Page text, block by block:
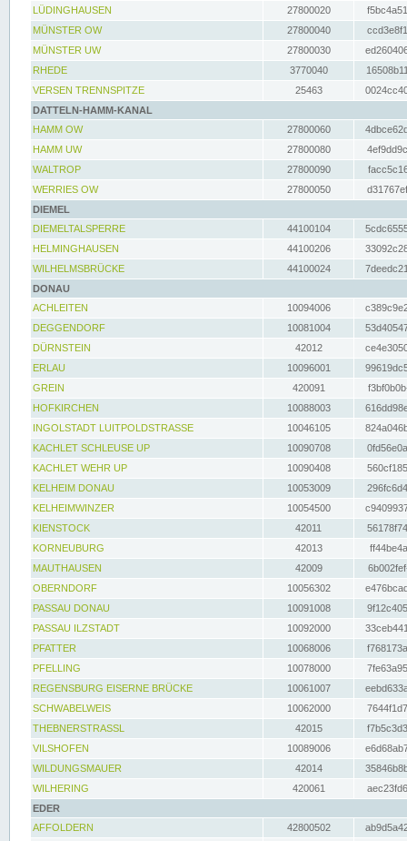
LÜDINGHAUSEN
27800020
MÜNSTER OW
27800040
MÜNSTER UW
27800030
RHEDE
3770040
VERSEN TRENNSPITZE
25463
DATTELN-HAMM-KANAL
HAMM OW
27800060
HAMM UW
27800080
WALTROP
27800090
WERRIES OW
27800050
DIEMEL
DIEMELTALSPERRE
44100104
HELMINGHAUSEN
44100206
WILHELMSBRÜCKE
44100024
DONAU
ACHLEITEN
10094006
DEGGENDORF
10081004
DÜRNSTEIN
42012
ERLAU
10096001
GREIN
420091
HOFKIRCHEN
10088003
INGOLSTADT LUITPOLDSTRASSE
10046105
KACHLET SCHLEUSE UP
10090708
KACHLET WEHR UP
10090408
KELHEIM DONAU
10053009
KELHEIMWINZER
10054500
KIENSTOCK
42011
KORNEUBURG
42013
MAUTHAUSEN
42009
OBERNDORF
10056302
PASSAU DONAU
10091008
PASSAU ILZSTADT
10092000
PFATTER
10068006
PFELLING
10078000
REGENSBURG EISERNE BRÜCKE
10061007
SCHWABELWEIS
10062000
THEBNERSTRASSL
42015
VILSHOFEN
10089006
WILDUNGSMAUER
42014
WILHERING
420061
EDER
AFFOLDERN
42800502